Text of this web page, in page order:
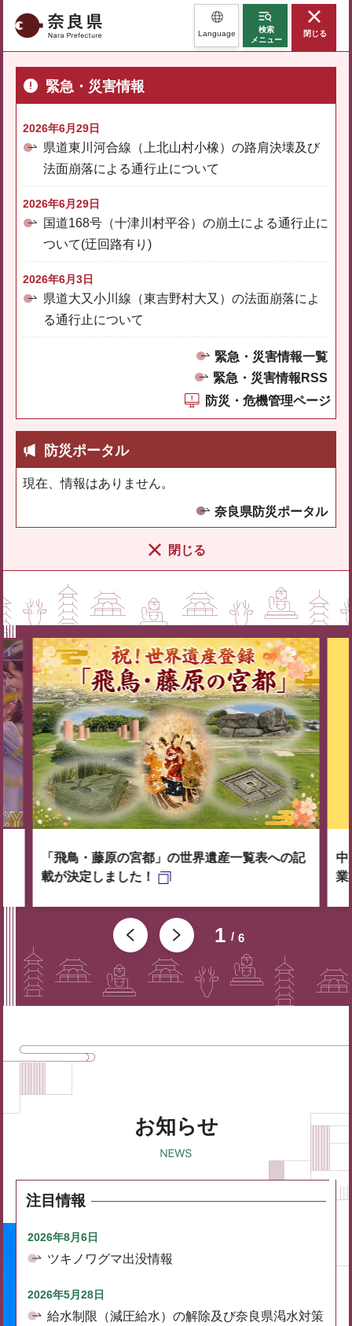
奈良県 Language
検索
メニュー
閉じる
緊急・災害情報
2026年6月29日
県道東川河合線（上北山村小橡）の路肩決壊及び
法面崩落による通行止について
2026年6月29日
国道168号（十津川村平谷）の崩土による通行止に
ついて(迂回路有り)
2026年6月3日
県道大又小川線（東吉野村大又）の法面崩落によ
る通行止について
緊急・災害情報一覧
緊急・災害情報RSS
防災・危機管理ページ
防災ポータル
現在、情報はありません。
奈良県防災ポータル
閉じる
1 6
「飛鳥・藤原の宮都」の世界遺産一覧表への記
載が決定しました！
中
業
お知らせ
注目情報
2026年8月6日
ツキノワグマ出没情報
2026年5月28日
給水制限（減圧給水）の解除及び奈良県渇水対策